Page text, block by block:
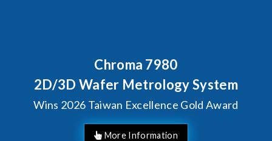
Behind Every Optics Breakthrough
Chroma's Reliability Test
Solutions for SiPh/PIC
Manufacturing